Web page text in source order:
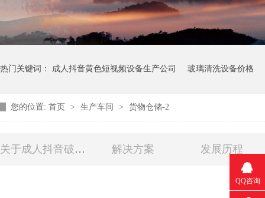
热门关键词： 成人抖音黄色短视频设备生产公司 玻璃清洗设备价格
您的位置: 首页 > 生产车间 > 货物仓储-2
关于成人抖音破解版玻切 解决方案 发展历程
QQ咨询